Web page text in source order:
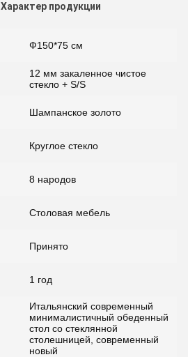
Характер продукции
Ф150*75 см
12 мм закаленное чистое
стекло + S/S
Шампанское золото
Круглое стекло
8 народов
Столовая мебель
Принято
1 год
Итальянский современный
минималистичный обеденный
стол со стеклянной
столешницей, современный
новый